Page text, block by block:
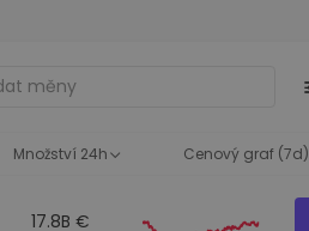
Množství 24h Cenový graf (7d)
17.8B €